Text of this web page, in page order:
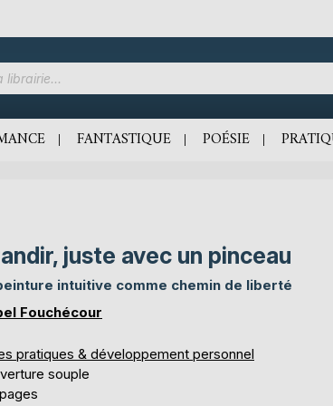
FANTASTIQUE POÉSIE
juste avec un pinceau
intuitive comme chemin de liberté
Fouchécour
pratiques & développement personnel
souple